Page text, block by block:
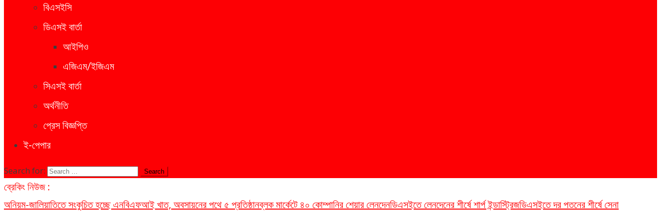
বিএসইসি
ডিএসই বার্তা
আইপিও
এজিএম/ইজিএম
সিএসই বার্তা
অর্থনীতি
প্রেস বিজ্ঞপ্তি
ই-পেপার
Search for:
ব্রেকিং নিউজ :
অনিয়ম-জালিয়াতিতে সংকুচিত হচ্ছে এনবিএফআই খাত, অবসায়নের পথে ৫ প্রতিষ্ঠানব্লক মার্কেটে ৪০ কোম্পানির শেয়ার লেনদেনডিএসইতে লেনদেনের শীর্ষে শার্প ইন্ডাস্ট্রিজডিএসইতে দর পতনের শীর্ষে সেনা